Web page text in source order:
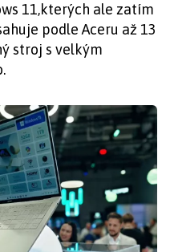
11,kterých ale zatím
podle Aceru až 13
stroj s velkým